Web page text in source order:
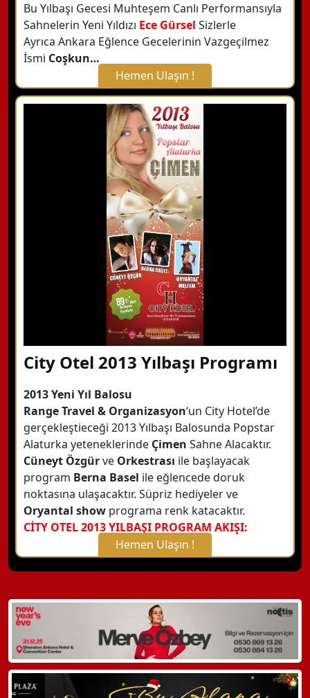
Bu Yılbaşı Gecesi Muhteşem Canlı Performansıyla
Sahnelerin Yeni Yıldızı Ece Gürsel Sizlerle
Ayrıca Ankara Eğlence Gecelerinin Vazgeçilmez
İsmi Coşkun…
Hemen Ulaşın !
X Kapat
WhatsApp ile Bilgi Alın
Hemen Arayın
Detaylı Bilgi Alın
City Otel 2013 Yılbaşı Programı
2013 Yeni Yıl Balosu
Range Travel & Organizasyon‘un City Hotel’de
gerçekleştieceği 2013 Yılbaşı Balosunda Popstar
Alaturka yeteneklerinde Çimen Sahne Alacaktır.
Cüneyt Özgürve Orkestrası ile başlayacak
program Berna Basel ile eğlencede doruk
noktasına ulaşacaktır. Süpriz hediyeler ve
Oryantal show programa renk katacaktır.
CİTY OTEL 2013 YILBAŞI PROGRAM AKIŞI:
Hemen Ulaşın !
X Kapat
WhatsApp ile Bilgi Alın
Hemen Arayın